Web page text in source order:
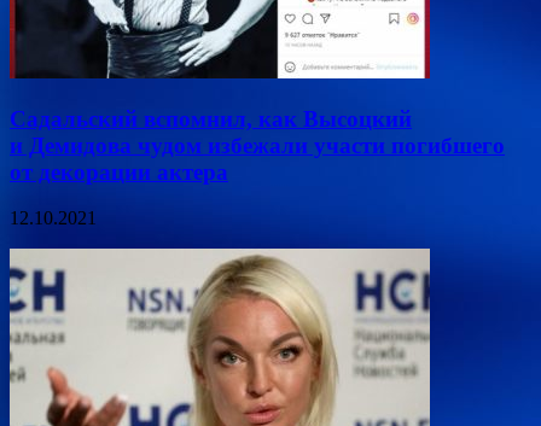
Садальский вспомнил, как Высоцкий
и Демидова чудом избежали участи погибшего
от декорации актера
12.10.2021